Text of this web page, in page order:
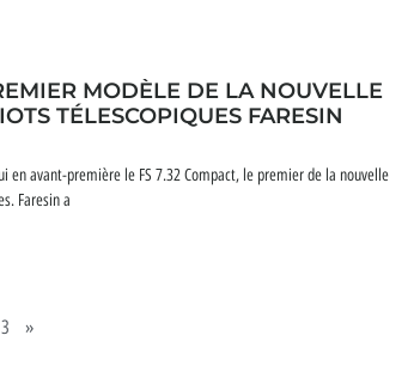
MODÈLE DE LA NOUVELLE
TÉLESCOPIQUES FARESIN
en avant-première le FS 7.32 Compact, le premier de la nouvelle
Faresin a
3 »